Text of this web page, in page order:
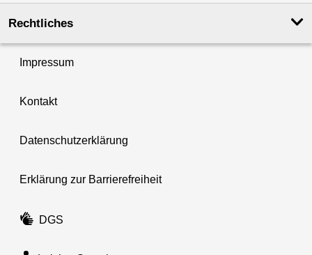
Rechtliches
Impressum
Kontakt
Datenschutzerklärung
Erklärung zur Barrierefreiheit
DGS